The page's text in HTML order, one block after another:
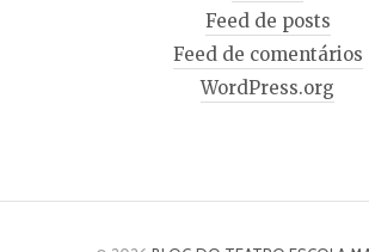
Feed de posts
Feed de comentários
WordPress.org